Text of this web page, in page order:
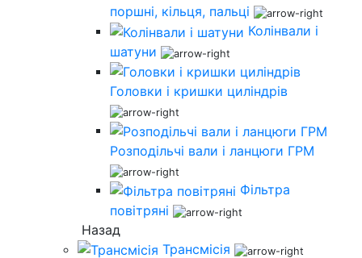
поршні, кільця, пальці
Колінвали і
шатуни
Головки і кришки циліндрів
Розподільчі вали і ланцюги ГРМ
Фільтра
повітряні
Назад
Трансмісія